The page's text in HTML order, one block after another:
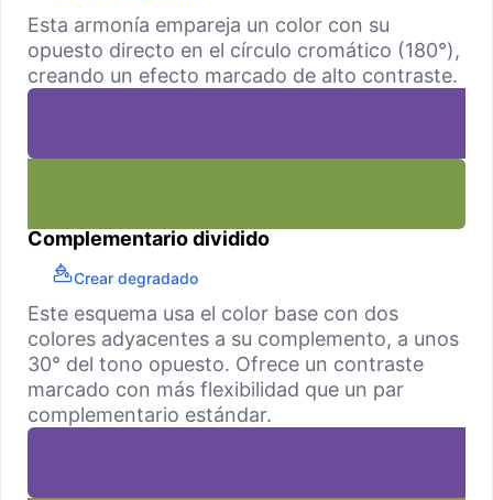
Esta armonía empareja un color con su
opuesto directo en el círculo cromático (180°),
creando un efecto marcado de alto contraste.
Complementario dividido
Crear degradado
Este esquema usa el color base con dos
colores adyacentes a su complemento, a unos
30° del tono opuesto. Ofrece un contraste
marcado con más flexibilidad que un par
complementario estándar.